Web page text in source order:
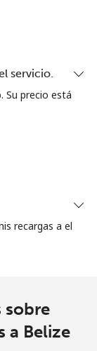
servicio.
Su precio está
recargas a el
sobre
a Belize